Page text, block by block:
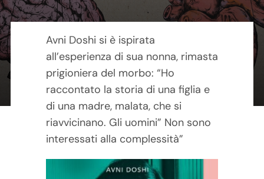
Contatti
CarrelloAvni Doshi si è ispirata
all’esperienza di sua nonna, rimasta
prigioniera del morbo: “Ho
raccontato la storia di una figlia e
di una madre, malata, che si
riavvicinano. Gli uomini” Non sono
interessati alla complessità”